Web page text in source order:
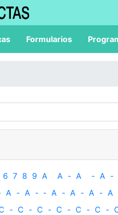
Formularios
6 7 8 9 A A - A - A -
A - A - ‐ A - A - A - A
- C - C - C - C - C -